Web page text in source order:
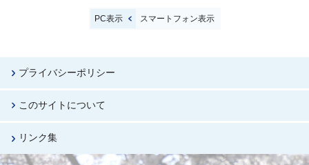
PC表示 スマートフォン表示
プライバシーポリシー
このサイトについて
リンク集